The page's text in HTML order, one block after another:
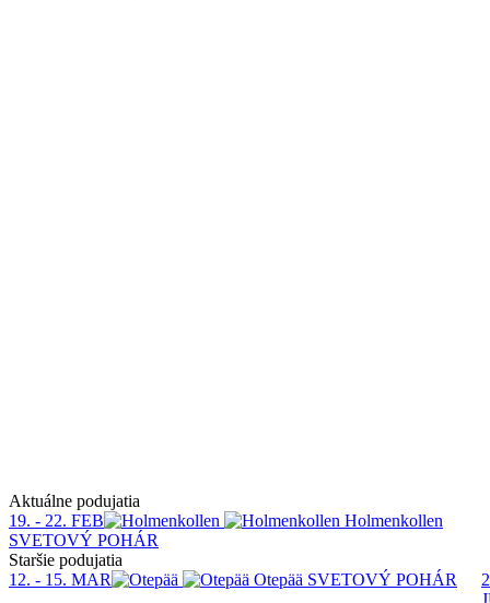
Aktuálne podujatia
19. - 22. FEB
Holmenkollen
SVETOVÝ POHÁR
Staršie podujatia
12. - 15. MAR
Otepää SVETOVÝ POHÁR